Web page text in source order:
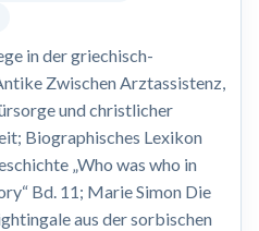
in der griechisch-
Zwischen Arztassistenz,
und christlicher
Biographisches Lexikon
„Who was who in
Bd. 11; Marie Simon Die
aus der sorbischen